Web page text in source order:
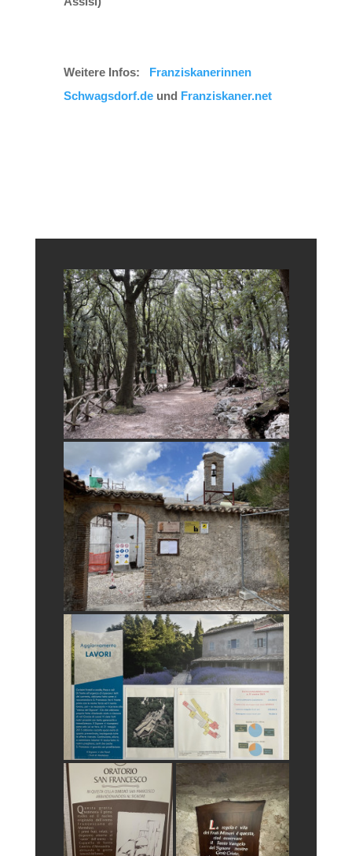
Weitere Infos: Franziskanerinnen
Schwagsdorf.deund Franziskaner.net